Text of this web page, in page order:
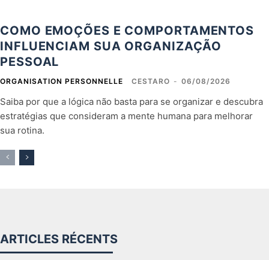
COMO EMOÇÕES E COMPORTAMENTOS
INFLUENCIAM SUA ORGANIZAÇÃO
PESSOAL
ORGANISATION PERSONNELLE CESTARO - 06/08/2026
Saiba por que a lógica não basta para se organizar e descubra
estratégias que consideram a mente humana para melhorar
sua rotina.
ARTICLES RÉCENTS